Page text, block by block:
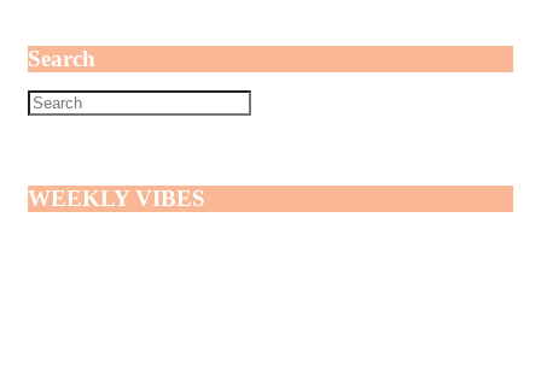
Search
WEEKLY VIBES